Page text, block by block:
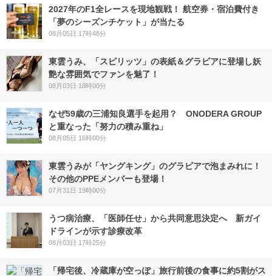
2027年のF1全レースを現地観戦！ 航空券・宿泊費付き
「夢のシーズンチケット」が当たる
08月05日 17時48分
東雲うみ、「スピリッツ」の表紙＆グラビアに登場し妖
艶な雰囲気でファンを魅了！
08月03日 18時00分
なぜ59歳の三浦知良選手を起用？ ONODERA GROUP
と重なった「努力の積み重ね」
08月05日 16時00分
東雲うみが「ヤングキング」のグラビアで泡まみれに！
その他のPPEメンバーも登場！
07月31日 19時00分
うつ病治療、「医師任せ」から共同意思決定へ 新ガイ
ドラインが示す診療改革
08月03日 17時25分
「帰宅後、冷蔵庫が空っぽ」旅行前後の食事に約5割がス